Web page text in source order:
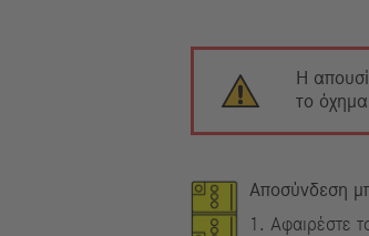
Η
το όχημα
Αποσύνδεση
1. Αφαιρέστε